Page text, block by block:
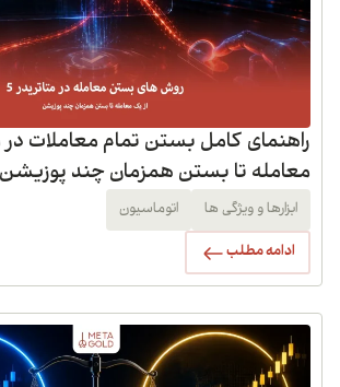
راهنمای کامل بستن تمام معاملات در
معامله تا بستن همزمان چند پوزیشن
ابزارها و ویژگی ها اتوماسیون
ادامه مطلب